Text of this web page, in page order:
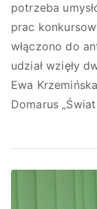
potrzeba
prac
włączono do
udział wzięły
Ewa
Domarus